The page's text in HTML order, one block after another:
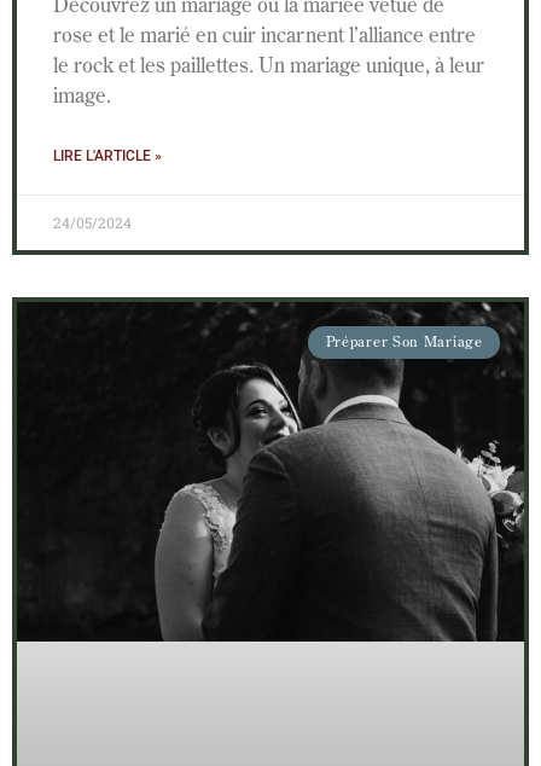
rose et le marié en cuir incarnent l’alliance entre
le rock et les paillettes. Un mariage unique, à leur
image.
LIRE L'ARTICLE »
24/05/2024
Préparer Son Mariage